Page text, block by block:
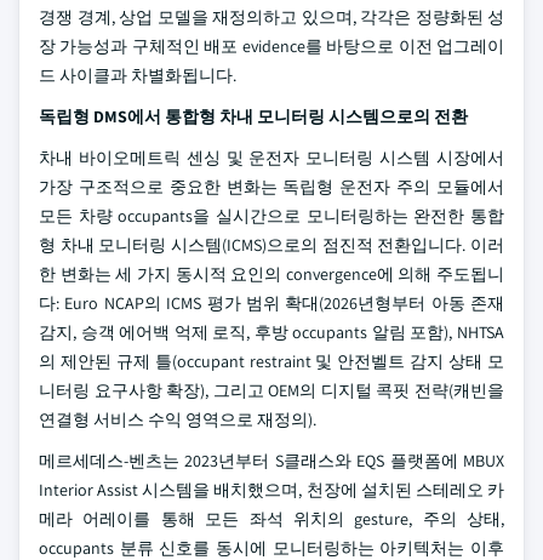
경쟁 경계, 상업 모델을 재정의하고 있으며, 각각은 정량화된 성
장 가능성과 구체적인 배포 evidence를 바탕으로 이전 업그레이
드 사이클과 차별화됩니다.
독립형 DMS에서 통합형 차내 모니터링 시스템으로의 전환
차내 바이오메트릭 센싱 및 운전자 모니터링 시스템 시장에서
가장 구조적으로 중요한 변화는 독립형 운전자 주의 모듈에서
모든 차량 occupants을 실시간으로 모니터링하는 완전한 통합
형 차내 모니터링 시스템(ICMS)으로의 점진적 전환입니다. 이러
한 변화는 세 가지 동시적 요인의 convergence에 의해 주도됩니
다: Euro NCAP의 ICMS 평가 범위 확대(2026년형부터 아동 존재
감지, 승객 에어백 억제 로직, 후방 occupants 알림 포함), NHTSA
의 제안된 규제 틀(occupant restraint 및 안전벨트 감지 상태 모
니터링 요구사항 확장), 그리고 OEM의 디지털 콕핏 전략(캐빈을
연결형 서비스 수익 영역으로 재정의).
메르세데스-벤츠는 2023년부터 S클래스와 EQS 플랫폼에 MBUX
Interior Assist 시스템을 배치했으며, 천장에 설치된 스테레오 카
메라 어레이를 통해 모든 좌석 위치의 gesture, 주의 상태,
occupants 분류 신호를 동시에 모니터링하는 아키텍처는 이후